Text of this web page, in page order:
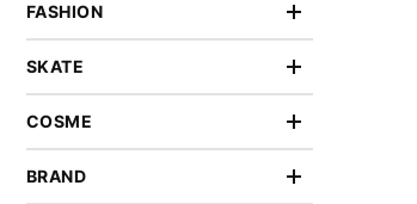
FASHION
SKATE
COSME
BRAND